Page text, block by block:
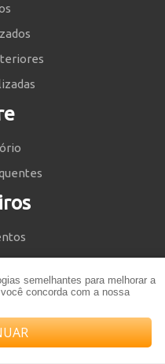
semelhantes para melhorar a
concorda com a nossa
no WhatsApp